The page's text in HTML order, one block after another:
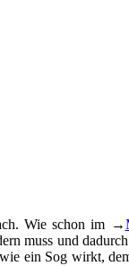
Wie schon im →
muss und
ein Sog wirkt,